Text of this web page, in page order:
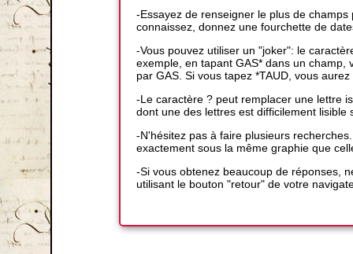
-Essayez de renseigner le plus de
connaissez, donnez une fourchette de
-Vous pouvez utiliser un "joker": le
exemple, en tapant GAS* dans un
par GAS. Si vous tapez *TAUD, vous
-Le caractère ? peut remplacer une lettre
dont une des lettres est difficilement lisible
-N'hésitez pas à faire plusieurs
exactement sous la même graphie que
-Si vous obtenez beaucoup de réponses,
utilisant le bouton "retour" de votre